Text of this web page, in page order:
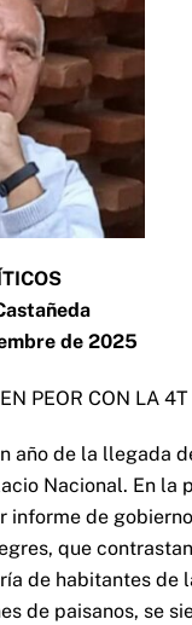
de 2025
PEOR CON LA 4T
año de la llegada
Nacional. En la
informe de
que
de habitantes de
de paisanos, se